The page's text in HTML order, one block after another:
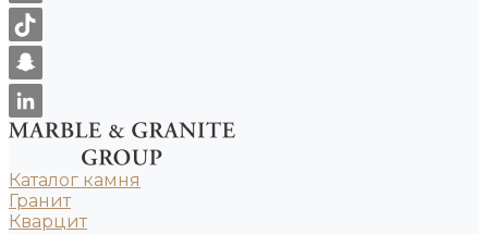
Каталог камня
Гранит
Кварцит